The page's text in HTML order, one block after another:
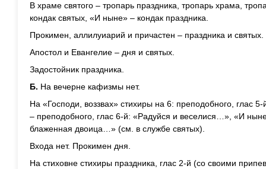
В храме святого – тропарь праздника, тропарь храма,
кондак святых, «И ныне» – кондак праздника.
Прокимен, аллилуиарий и причастен – праздника и святых.
Апостол и Евангелие – дня и святых.
Задостойник праздника.
Б. На вечерне кафизмы нет.
На «Господи, воззвах» стихиры на 6: преподобного, глас
– преподобного, глас 6-й: «Радуйся и веселися…», «И
блаженная двоица…» (см. в службе святых).
Входа нет. Прокимен дня.
На стиховне стихиры праздника, глас 2-й (со своими